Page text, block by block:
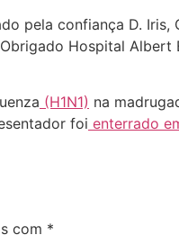
pela confiança D. Iris,
Hospital
(H1N1) na
foi enterrado
com *